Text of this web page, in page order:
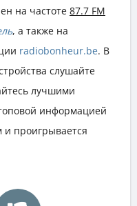
на частоте 87.7 FM
, а также на
radiobonheur.be. В
слушайте
лучшими
информацией
и проигрывается